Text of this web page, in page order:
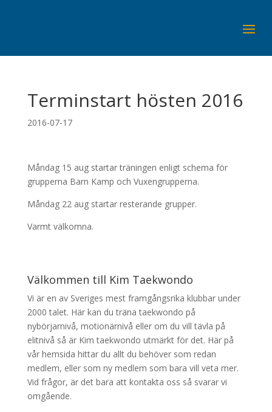
Terminstart hösten 2016
2016-07-17
Måndag 15 aug startar träningen enligt schema för
grupperna Barn Kamp och Vuxengrupperna.
Måndag 22 aug startar resterande grupper.
Varmt välkomna.
Välkommen till Kim Taekwondo
Vi är en av Sveriges mest framgångsrika klubbar under
2000 talet. Här kan du träna taekwondo på
nybörjarnivå, motionärnivå eller om du vill tävla på
elitnivå så är Kim taekwondo utmärkt för det. Här på
vår hemsida hittar du allt du behöver som redan
medlem, eller som ny medlem som bara vill veta mer.
Vid frågor, är det bara att kontakta oss så svarar vi
omgående.